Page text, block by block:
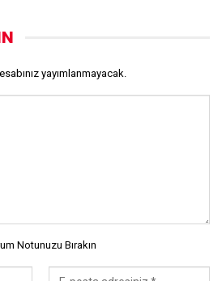
yayımlanmayacak.
Notunuzu Bırakın